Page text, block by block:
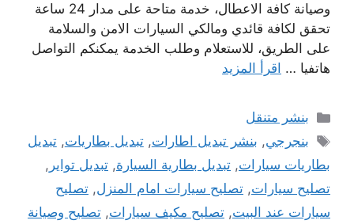
وصيانة كافة الاعطال، خدمة متاحة على مدار 24 ساعة
تحقق لكافة قائدي ومالكي السيارات الامن والسلامة
على الطريق، للاستعلام وطلب الخدمة يمكنكم التواصل
هاتفيا … اقرأ المزيد
التصنيفات
بنشر متنقل
الوسوم
بنجرجي, بنشر تبديل اطارات,تبديل بطاريات,تبديل
بطاريات سيارات, تبديل بطارية السيارة, تبديل تواير ,
تصليح سيارات, تصليح سيارات امام المنزل, تصليح
سيارات عند البيت, تصليح مكيف سيارات, تصليح وصيانة